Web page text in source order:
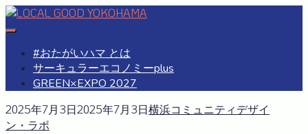
Skip
to
#おたがいハマ とは
サーキュラーエコノミーplus
GREEN×EXPO 2027
2025年7月3日2025年7月3日横浜コミュニティデザイ
ン・ラボ